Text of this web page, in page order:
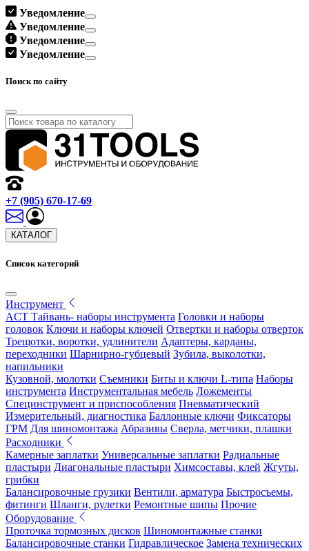
Уведомление
Уведомление
Уведомление
Уведомление
Поиск по сайту
+7 (905) 670-17-69
КАТАЛОГ
Список категорий
Инструмент
ACT Тайвань- наборы инструмента Головки и наборы
головок Ключи и наборы ключей Отвертки и наборы отверток
Трещотки, воротки, удлинители Адаптеры, карданы,
переходники Шарнирно-губцевый Зубила, выколотки,
напильники
Кузовной, молотки Съемники Биты и ключи L-типа Наборы
инструмента Инструментальная мебель Ложементы
Специнструмент и приспособления Пневматический
Измерительный, диагностика Баллонные ключи Фиксаторы
ГРМ Для шиномонтажа Абразивы Сверла, метчики, плашки
Расходники
Камерные заплатки Универсальные заплатки Радиальные
пластыри Диагональные пластыри Химсоставы, клей Жгуты,
грибки
Балансировочные грузики Вентили, арматура Быстросъемы,
фитинги Шланги, рулетки Ремонтные шипы Прочие
Оборудование
Проточка тормозных дисков Шиномонтажные станки
Балансировочные станки Гидравлическое Замена технических